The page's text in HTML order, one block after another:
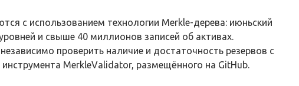
с использованием технологии Merkle-дерева: июньский
и свыше 40 миллионов записей об активах.
проверить наличие и достаточность резервов с
MerkleValidator, размещённого на GitHub.